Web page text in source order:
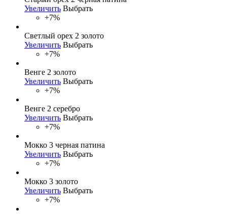
Увеличить Выбрать
+7%
Светлый орех 2 золото
Увеличить Выбрать
+7%
Венге 2 золото
Увеличить Выбрать
+7%
Венге 2 серебро
Увеличить Выбрать
+7%
Мокко 3 черная патина
Увеличить Выбрать
+7%
Мокко 3 золото
Увеличить Выбрать
+7%